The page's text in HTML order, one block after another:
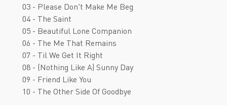
03 - Please Don't Make Me Beg
04 - The Saint
05 - Beautiful Lone Companion
06 - The Me That Remains
07 - Til We Get It Right
08 - (Nothing Like A) Sunny Day
09 - Friend Like You
10 - The Other Side Of Goodbye